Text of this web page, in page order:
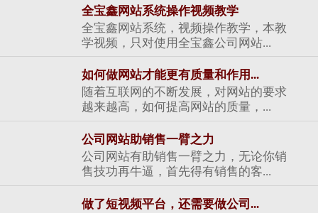
全宝鑫网站系统操作视频教学
全宝鑫网站系统，视频操作教学，本教
学视频，只对使用全宝鑫公司网站...
如何做网站才能更有质量和作用...
随着互联网的不断发展，对网站的要求
越来越高，如何提高网站的质量，...
公司网站助销售一臂之力
公司网站有助销售一臂之力，无论你销
售技功再牛逼，首先得有销售的客...
做了短视频平台，还需要做公司...